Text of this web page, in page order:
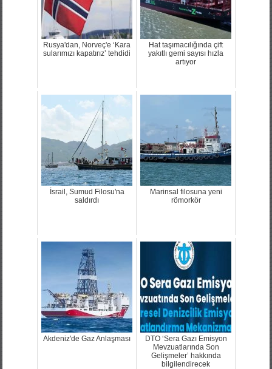
Rusya'dan, Norveç'e ‘Kara
sularımızı kapatırız’ tehdidi
Hat taşımacılığında çift
yakıtlı gemi sayısı hızla
artıyor
İsrail, Sumud Filosu'na
saldırdı
Marinsal filosuna yeni
römorkör
Akdeniz'de Gaz Anlaşması
DTO ‘Sera Gazı Emisyon
Mevzuatlarında Son
Gelişmeler’ hakkında
bilgilendirecek